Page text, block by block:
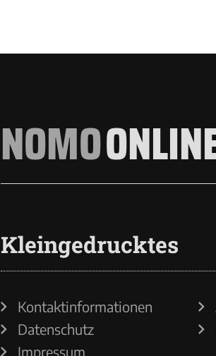
NOMO
Kleingedrucktes
Kontaktinformationen
Datenschutz
Impressum